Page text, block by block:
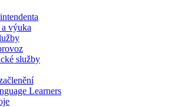
výuka
služby
Learners